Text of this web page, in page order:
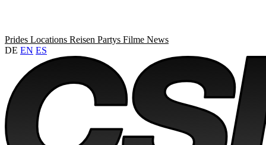
Prides Locations Reisen Partys Filme News
DE EN ES